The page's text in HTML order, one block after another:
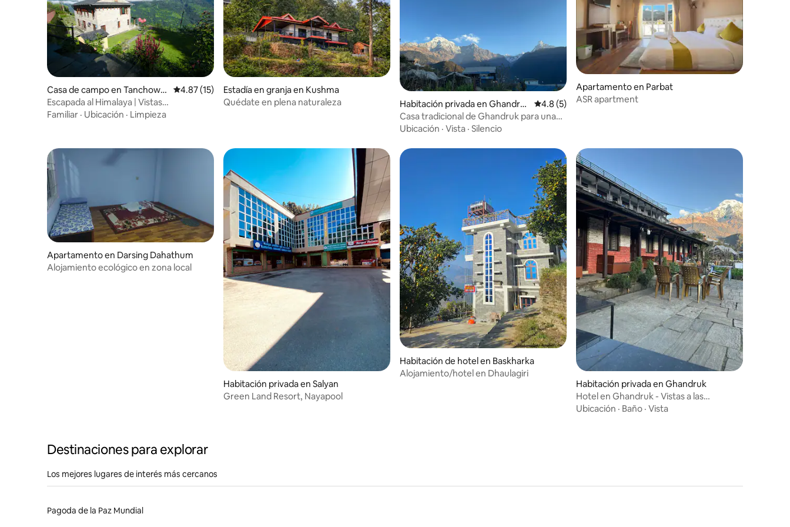
Casa de campo en Tanchowk
village
Calificación promedio: 4.87 de 5, 15 reseñas
4.87 (15)
Escapada al Himalaya | Vistas
panorámicas y chef privado
Familiar · Ubicación · Limpieza
Estadía en granja en Kushma
Quédate en plena naturaleza
Habitación privada en Ghandru
k
Calificación promedio: 4.8 de 5, 5 reseñas
4.8 (5)
Casa tradicional de Ghandruk para una
estancia tranquila y acogedora
Ubicación · Vista · Silencio
Apartamento en Parbat
ASR apartment
Apartamento en Darsing Dahathum
Alojamiento ecológico en zona local
Habitación privada en Salyan
Green Land Resort, Nayapool
Habitación de hotel en Baskharka
Alojamiento/hotel en Dhaulagiri
Habitación privada en Ghandruk
Hotel en Ghandruk - Vistas a las
montañas del Himalaya
Ubicación · Baño · Vista
Destinaciones para explorar
Los mejores lugares de interés más cercanos
Pagoda de la Paz Mundial